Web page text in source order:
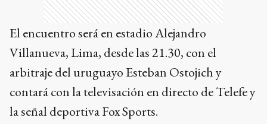
El encuentro será en estadio Alejandro
Villanueva, Lima, desde las 21.30, con el
arbitraje del uruguayo Esteban Ostojich y
contará con la televisación en directo de Telefe y
la señal deportiva Fox Sports.